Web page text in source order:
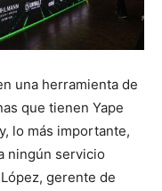
una herramienta de
que tienen Yape
lo más importante,
ningún servicio
gerente de